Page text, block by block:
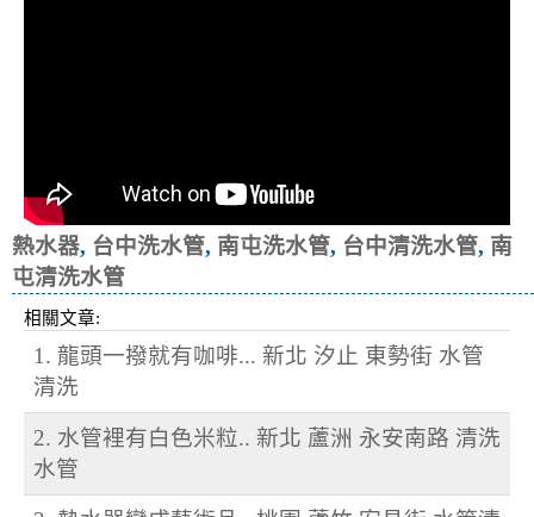
熱水器, 台中洗水管, 南屯洗水管, 台中清洗水管, 南
屯清洗水管
相關文章:
1. 龍頭一撥就有咖啡... 新北 汐止 東勢街 水管
清洗
2. 水管裡有白色米粒.. 新北 蘆洲 永安南路 清洗
水管